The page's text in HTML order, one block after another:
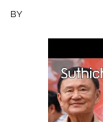
BY